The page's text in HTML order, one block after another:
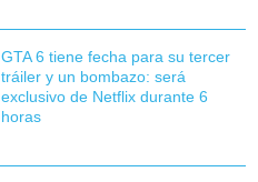
GTA 6 tiene fecha para su tercer
tráiler y un bombazo: será
exclusivo de Netflix durante 6
horas